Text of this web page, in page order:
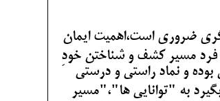
ضروری است،اهمیت ایمان
فرد مسیر کشف و شناختن خودِ
و نماد راستی و درستی
به "توانایی ها"،"مسیر